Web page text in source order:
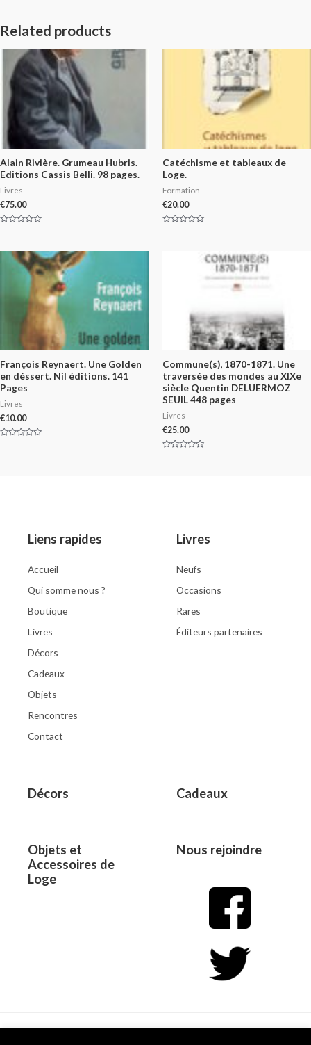
Related products
Alain Rivière. Grumeau Hubris.
Editions Cassis Belli. 98 pages.
Livres
€75.00
of
Catéchisme et tableaux de
Loge.
Formation
€20.00
François Reynaert. Une Golden
en déssert. Nil éditions. 141
Pages
Livres
€10.00
Commune(s), 1870-1871. Une
traversée des mondes au XIXe
siècle Quentin DELUERMOZ
SEUIL 448 pages
Livres
€25.00
Liens rapides
Accueil
Qui somme nous ?
Boutique
Livres
Décors
Cadeaux
Objets
Rencontres
Contact
Livres
Neufs
Occasions
Rares
Éditeurs partenaires
Décors Cadeaux
Objets et
Accessoires de
Loge
Nous rejoindre